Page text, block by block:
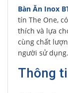
Bàn Ăn Inox
tín The One,
thích và lựa
cùng chất
người sử dụng.
Thông